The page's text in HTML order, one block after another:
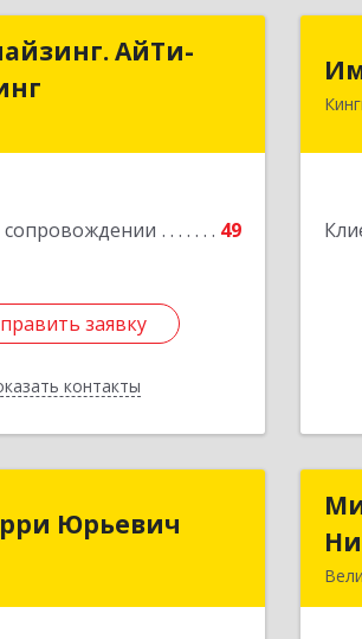
АйТи-
сопровождении 49
заявку
контакты
АйТи-
Подробнее
заявку
Назад
Юрьевич